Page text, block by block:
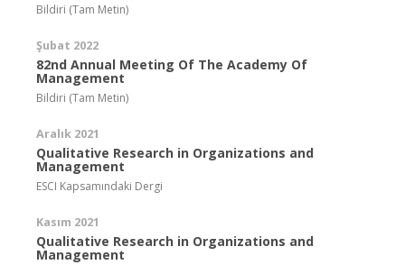
Bildiri (Tam Metin)
Şubat 2022
82nd Annual Meeting Of The Academy Of
Management
Bildiri (Tam Metin)
Aralık 2021
Qualitative Research in Organizations and
Management
ESCI Kapsamındaki Dergi
Kasım 2021
Qualitative Research in Organizations and
Management